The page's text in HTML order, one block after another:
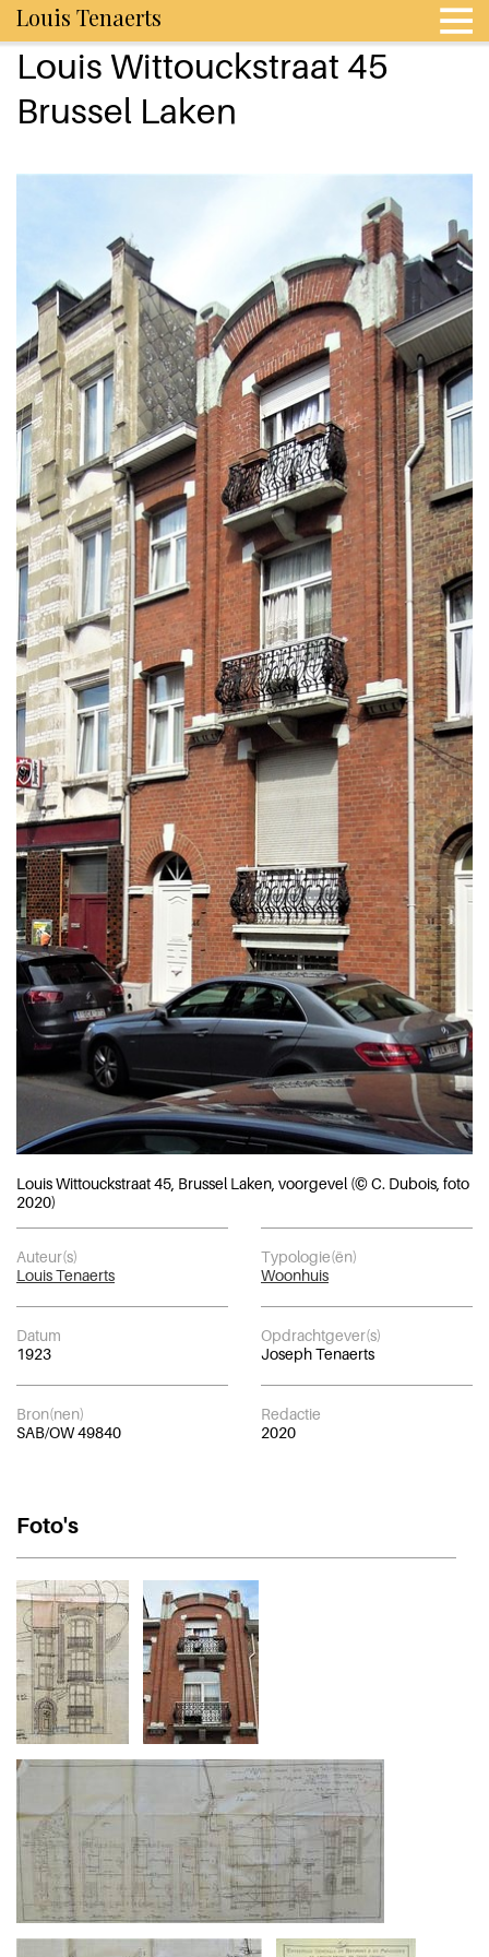
Louis Tenaerts
Louis Wittouckstraat 45
Brussel Laken
Louis Wittouckstraat 45, Brussel Laken, voorgevel (© C. Dubois, foto
2020)
Auteur(s)
Louis Tenaerts
Typologie(ën)
Woonhuis
Datum
1923
Opdrachtgever(s)
Joseph Tenaerts
Bron(nen)
SAB/OW 49840
Redactie
2020
Foto's